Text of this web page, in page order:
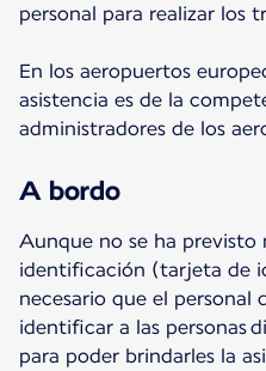
personal para realizar los
En los aeropuertos
asistencia es de la
administradores de los
A bordo
Aunque no se ha previsto
identificación (tarjeta de
necesario que el personal
identificar a las personas
para poder brindarles la